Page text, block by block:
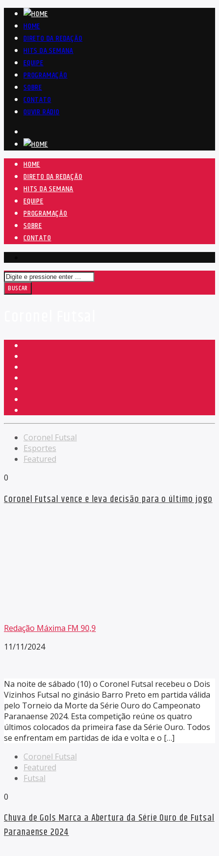
HOME
DIRETO DA REDAÇÃO
HITS DA SEMANA
EQUIPE
PROGRAMAÇÃO
SOBRE
CONTATO
OUVIR RÁDIO
HOME
DIRETO DA REDAÇÃO
HITS DA SEMANA
EQUIPE
PROGRAMAÇÃO
SOBRE
CONTATO
Coronel Futsal
Esportes
Featured
0
Coronel Futsal vence e leva decisão para o último jogo
Redação Máxima FM 90,9
11/11/2024
Na noite de sábado (10) o Coronel Futsal recebeu o Dois
Vizinhos Futsal no ginásio Barro Preto em partida válida
pelo Torneio da Morte da Série Ouro do Campeonato
Paranaense 2024. Esta competição reúne os quatro
últimos colocados da primeira fase da Série Ouro. Todos
se enfrentam em partidas de ida e volta e o […]
Coronel Futsal
Featured
Futsal
0
Chuva de Gols Marca a Abertura da Série Ouro de Futsal
Paranaense 2024